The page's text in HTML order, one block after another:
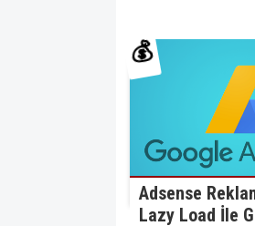
💰
Adsense
Lazy Load İle